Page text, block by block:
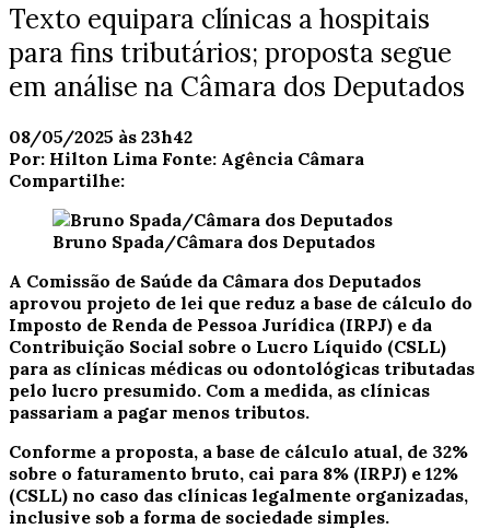
Texto equipara clínicas a hospitais
para fins tributários; proposta segue
em análise na Câmara dos Deputados
08/05/2025 às 23h42
Por: Hilton Lima Fonte: Agência Câmara
Compartilhe:
Bruno Spada/Câmara dos Deputados
A Comissão de Saúde da Câmara dos Deputados
aprovou projeto de lei que reduz a base de cálculo do
Imposto de Renda de Pessoa Jurídica (IRPJ) e da
Contribuição Social sobre o Lucro Líquido (CSLL)
para as clínicas médicas ou odontológicas tributadas
pelo lucro presumido. Com a medida, as clínicas
passariam a pagar menos tributos.
Conforme a proposta, a base de cálculo atual, de 32%
sobre o faturamento bruto, cai para 8% (IRPJ) e 12%
(CSLL) no caso das clínicas legalmente organizadas,
inclusive sob a forma de sociedade simples.